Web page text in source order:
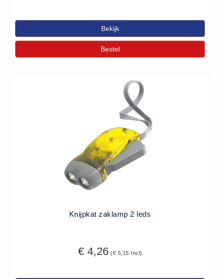
Bekijk
Bestel
Knijpkat zaklamp 2 leds
€ 4,26 (€ 5,15 Incl)